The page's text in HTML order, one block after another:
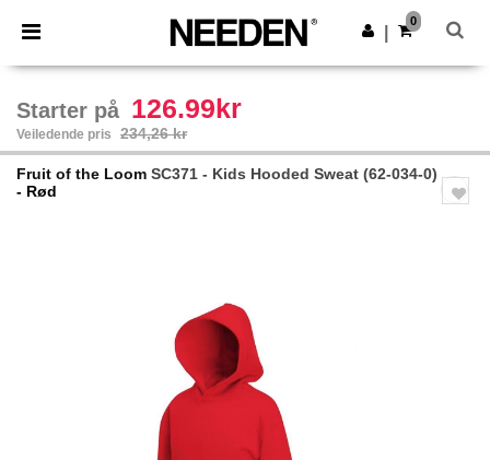
× Needen-app
Bedre priser i appen!
Last ned app
0
Starter på 126.99kr
Veiledende pris 234,26 kr
Fruit of the Loom SC371 - Kids Hooded Sweat (62-034-0)
- Rød